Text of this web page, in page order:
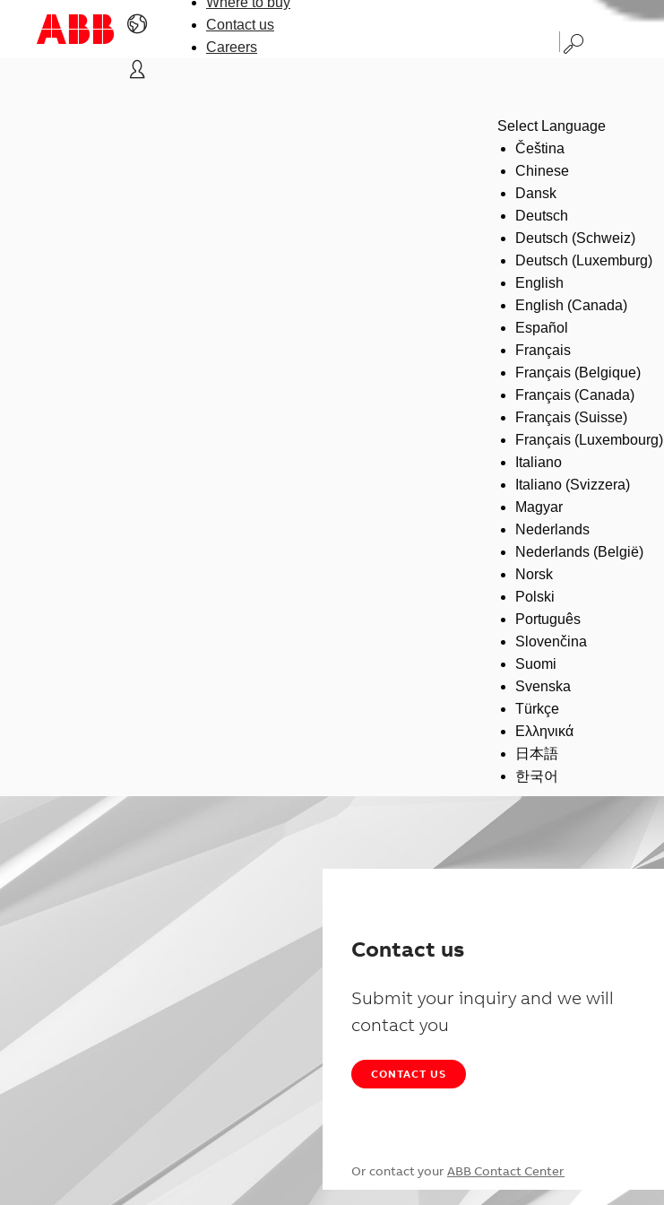
Contact us
Careers
Select Language
Čeština
Chinese
Dansk
Deutsch
Deutsch (Schweiz)
Deutsch (Luxemburg)
English
English (Canada)
Español
Français
Français (Belgique)
Français (Canada)
Français (Suisse)
Français (Luxembourg)
Italiano
Italiano (Svizzera)
Magyar
Nederlands
Nederlands (België)
Norsk
Polski
Português
Slovenčina
Suomi
Svenska
Türkçe
Ελληνικά
日本語
한국어
Contact us
Submit your inquiry and we will
contact you
CONTACT US
Or contact your ABB Contact Center